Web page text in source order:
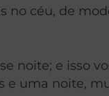
no céu, de
noite; e isso
e uma noite,